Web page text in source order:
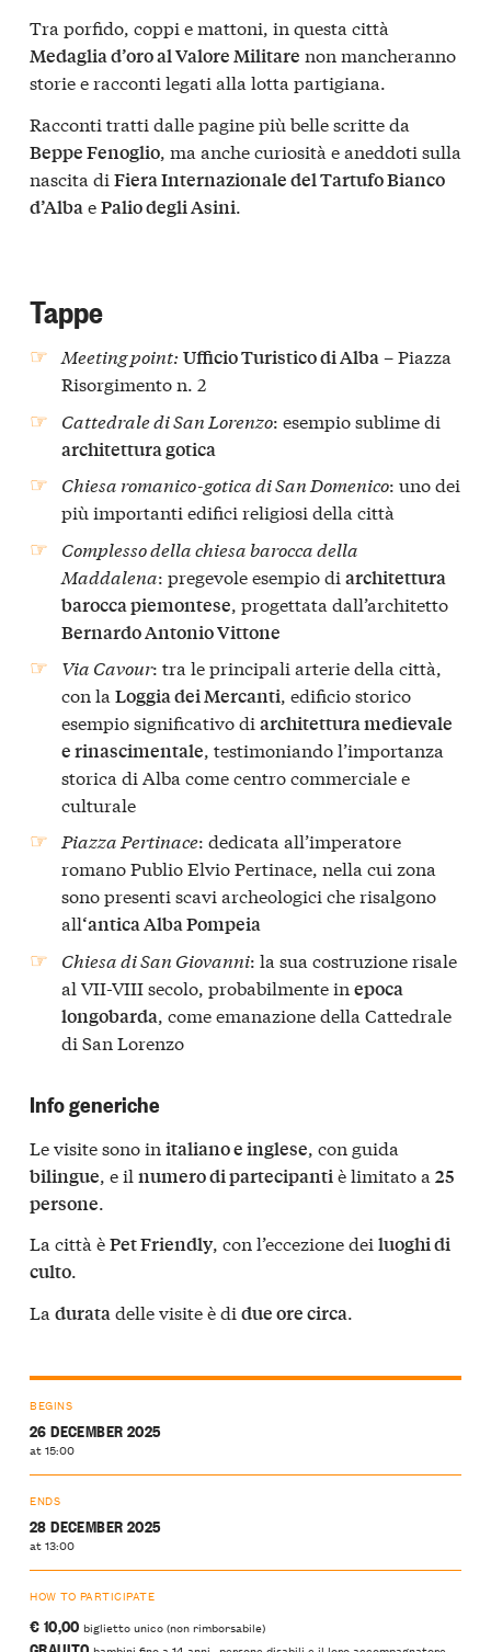
Tra porfido, coppi e mattoni, in questa città
Medaglia d’oro al Valore Militare non mancheranno
storie e racconti legati alla lotta partigiana.
Racconti tratti dalle pagine più belle scritte da
Beppe Fenoglio, ma anche curiosità e aneddoti sulla
nascita di Fiera Internazionale del Tartufo Bianco
d’AlbaePalio degli Asini.
Tappe
Meeting point: Ufficio Turistico di Alba– Piazza
Risorgimento n. 2
Cattedrale di San Lorenzo: esempio sublime di
architettura gotica
Chiesa romanico-gotica di San Domenico: uno dei
più importanti edifici religiosi della città
Complesso della chiesa barocca della
Maddalena: pregevole esempio diarchitettura
barocca piemontese , progettata dall’architetto
Bernardo Antonio Vittone
Via Cavour: tra le principali arterie della città,
con laLoggia dei Mercanti, edificio storico
esempio significativo diarchitettura medievale
e rinascimentale, testimoniando l’importanza
storica di Alba come centro commerciale e
culturale
Piazza Pertinace: dedicata all’imperatore
romano Publio Elvio Pertinace, nella cui zona
sono presenti scavi archeologici che risalgono
all‘antica Alba Pompeia
Chiesa di San Giovanni: la sua costruzione risale
al VII-VIII secolo, probabilmente inepoca
longobarda, come emanazione della Cattedrale
di San Lorenzo
Info generiche
Le visite sono in italiano e inglese, con guida
bilingue, e il numero di partecipantiè limitato a 25
persone.
La città èPet Friendly, con l’eccezione dei luoghi di
culto.
La duratadelle visite è di due ore circa.
BEGINS
26 DECEMBER 2025
at 15:00
ENDS
28 DECEMBER 2025
at 13:00
HOW TO PARTICIPATE
€ 10,00 biglietto unico (non rimborsabile)